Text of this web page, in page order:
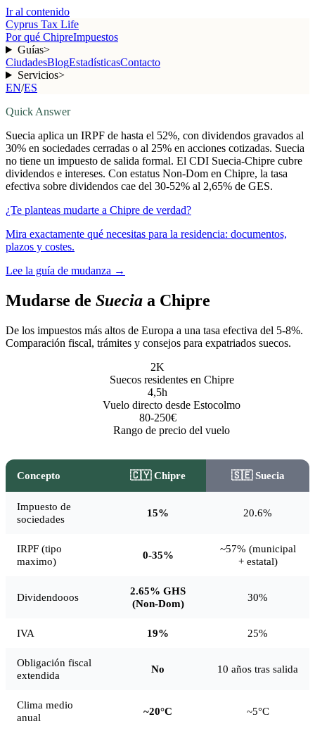
Ir al contenido
Cyprus Tax Life
Por qué ChipreImpuestos
Guías>
CiudadesBlogEstadísticasContacto
Servicios>
EN/ES
Quick Answer
Suecia aplica un IRPF de hasta el 52%, con dividendos gravados al
30% en sociedades cerradas o al 25% en acciones cotizadas. Suecia
no tiene un impuesto de salida formal. El CDI Suecia-Chipre cubre
dividendos e intereses. Con estatus Non-Dom en Chipre, la tasa
efectiva sobre dividendos cae del 30-52% al 2,65% de GES.
¿Te planteas mudarte a Chipre de verdad?
Mira exactamente qué necesitas para la residencia: documentos,
plazos y costes.
Lee la guía de mudanza →
Mudarse de Suecia a Chipre
De los impuestos más altos de Europa a una tasa efectiva del 5-8%.
Comparación fiscal, trámites y consejos para expatriados suecos.
2K
Suecos residentes en Chipre
4,5h
Vuelo directo desde Estocolmo
80-250€
Rango de precio del vuelo
Concepto 🇨🇾 Chipre 🇸🇪 Suecia
Impuesto de
sociedades
15% 20.6%
IRPF (tipo
maximo)
0-35%
~57% (municipal
+ estatal)
Dividendooos
2.65% GHS
(Non-Dom)
30%
IVA 19% 25%
Obligación fiscal
extendida
No 10 años tras salida
Clima medio
anual
~20°C ~5°C